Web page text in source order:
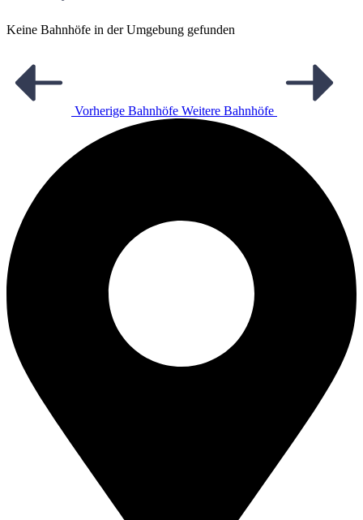
Keine Bahnhöfe in der Umgebung gefunden
Vorherige Bahnhöfe Weitere Bahnhöfe